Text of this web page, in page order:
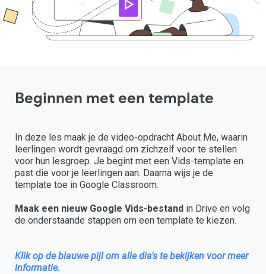
Beginnen met een template
In deze les maak je de video-opdracht About Me, waarin
leerlingen wordt gevraagd om zichzelf voor te stellen
voor hun lesgroep. Je begint met een Vids-template en
past die voor je leerlingen aan. Daarna wijs je de
template toe in Google Classroom.
Maak een nieuw Google Vids-bestand in Drive en volg
de onderstaande stappen om een template te kiezen.
Klik op de blauwe pijl om alle dia's te bekijken voor meer
informatie.